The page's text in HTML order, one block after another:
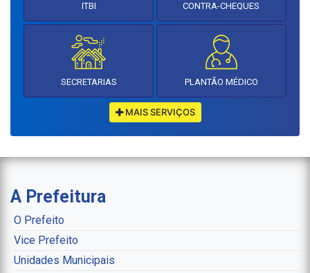
ITBI CONTRA-CHEQUES
SECRETARIAS PLANTÃO MÉDICO
MAIS SERVIÇOS
A Prefeitura
O Prefeito
Vice Prefeito
Unidades Municipais